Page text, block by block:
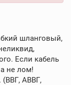
шланговый,
Если кабель
не лом!
АВВГ,